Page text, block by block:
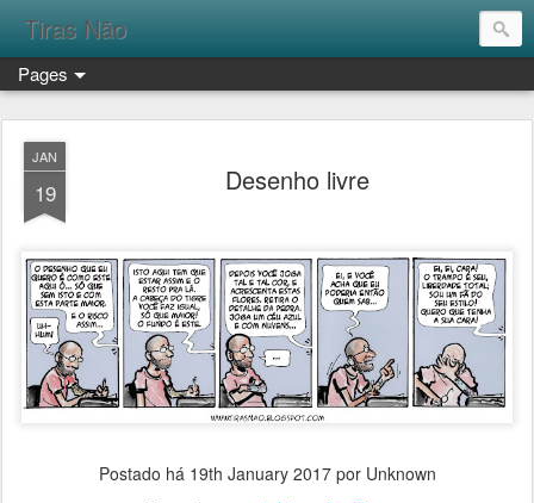
Tiras Não
Pages
JAN
19 Desenho livre
Postado há 19th January 2017por Unknown